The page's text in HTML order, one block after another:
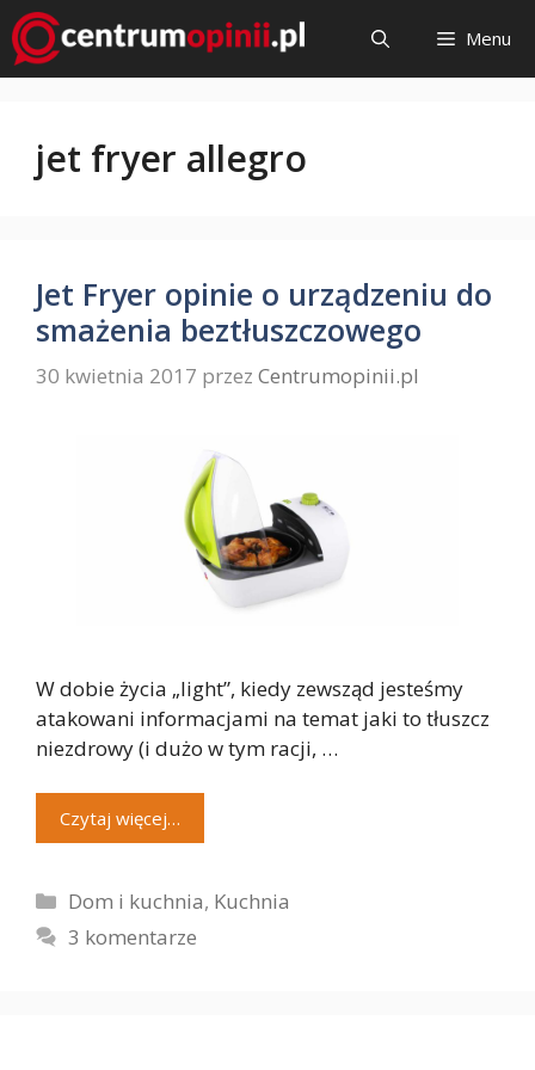
Przejdź
do
treści
Menu
jet fryer allegro
Jet Fryer opinie o urządzeniu do
smażenia beztłuszczowego
30 kwietnia 2017 przez Centrumopinii.pl
W dobie życia „light”, kiedy zewsząd jesteśmy
atakowani informacjami na temat jaki to tłuszcz
niezdrowy (i dużo w tym racji, …
Czytaj więcej…
Kategorie
Dom i kuchnia, Kuchnia
3 komentarze